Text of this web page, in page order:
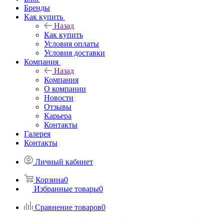
Бренды
Как купить
Назад
Как купить
Условия оплаты
Условия доставки
Компания
Назад
Компания
О компании
Новости
Отзывы
Карьера
Контакты
Галерея
Контакты
Личный кабинет
Корзина0
Избранные товары0
Сравнение товаров0